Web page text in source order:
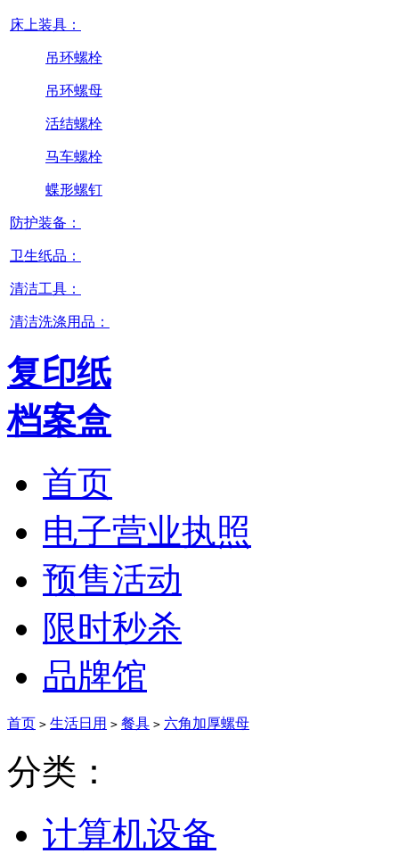
床上装具：
吊环螺栓
吊环螺母
活结螺栓
马车螺栓
蝶形螺钉
防护装备：
卫生纸品：
清洁工具：
清洁洗涤用品：
复印纸
档案盒
首页
电子营业执照
预售活动
限时秒杀
品牌馆
首页 > 生活日用 > 餐具 > 六角加厚螺母
分类：
计算机设备